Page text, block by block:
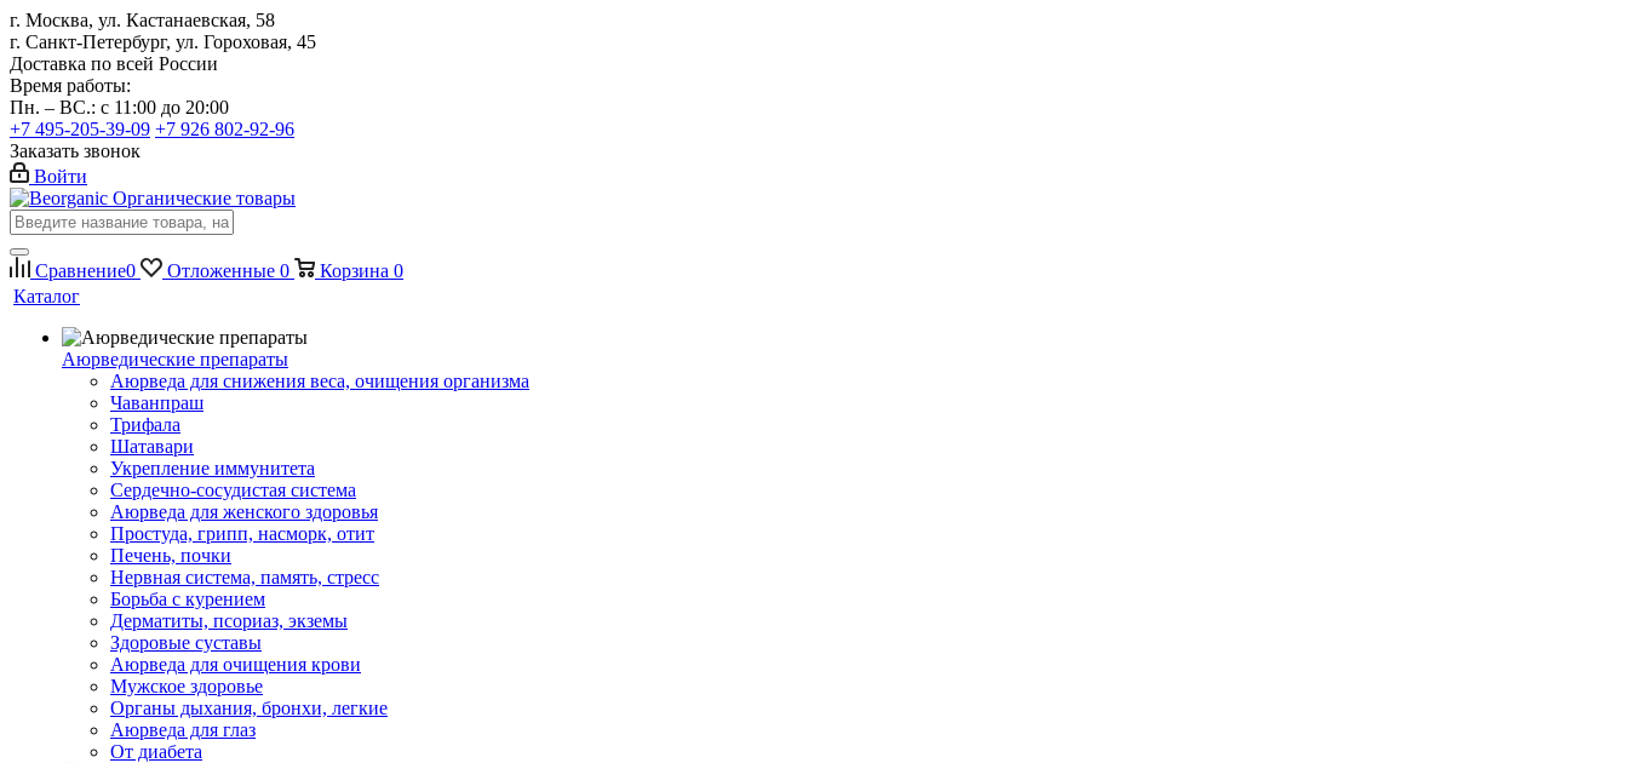
г. Москва, ул. Кастанаевская, 58
г. Санкт-Петербург, ул. Гороховая, 45
Доставка по всей России
Время работы:
Пн. – ВС.: с 11:00 до 20:00
+7 495-205-39-09 +7 926 802-92-96
Заказать звонок
Войти
Органические товары
Сравнение0 Отложенные 0 Корзина 0
Каталог
Аюрведические препараты
Аюрведа для снижения веса, очищения организма
Чаванпраш
Трифала
Шатавари
Укрепление иммунитета
Сердечно-сосудистая система
Аюрведа для женского здоровья
Простуда, грипп, насморк, отит
Печень, почки
Нервная система, память, стресс
Борьба с курением
Дерматиты, псориаз, экземы
Здоровые суставы
Аюрведа для очищения крови
Мужское здоровье
Органы дыхания, бронхи, легкие
Аюрведа для глаз
От диабета